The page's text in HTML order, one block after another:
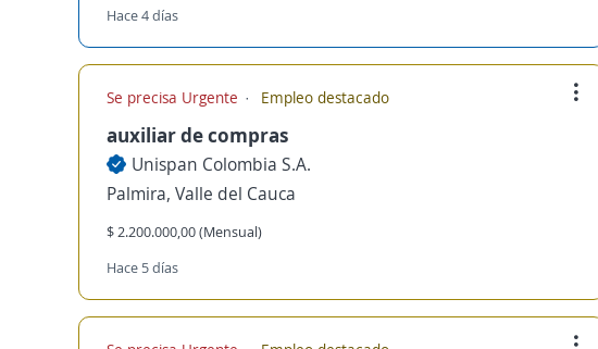
Hace 4 días
Se precisa Urgente Empleo destacado
auxiliar de compras
Unispan Colombia S.A.
Palmira, Valle del Cauca
$ 2.200.000,00 (Mensual)
Hace 5 días